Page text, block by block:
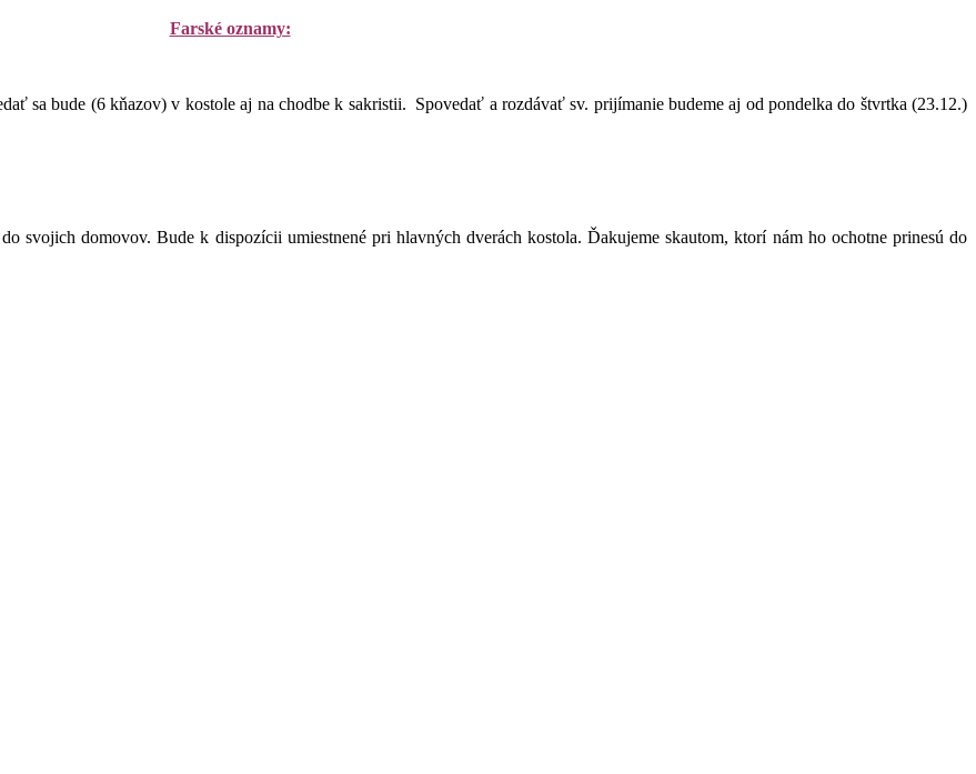
Farské oznamy:
sa bude (6 kňazov) v kostole aj na chodbe k sakristii. Spovedať a rozdávať sv. prijímanie budeme aj od pondelka do štvrtka (23.12.)
svojich domovov. Bude k dispozícii umiestnené pri hlavných dverách kostola. Ďakujeme skautom, ktorí nám ho ochotne prinesú do